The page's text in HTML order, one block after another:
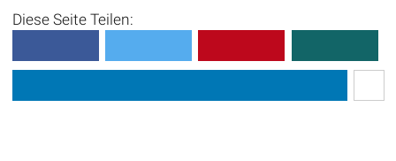
Diese Seite Teilen: